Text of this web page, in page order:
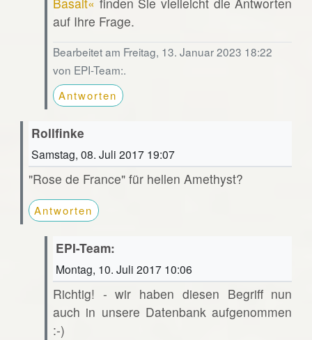
auf Ihre Frage.
Bearbeitet am Freitag, 13. Januar 2023 18:22
von EPI-Team:.
Antworten
Rollfinke
Samstag, 08. Juli 2017 19:07
"Rose de France" für hellen Amethyst?
Antworten
EPI-Team:
Montag, 10. Juli 2017 10:06
Richtig! - wir haben diesen Begriff nun
auch in unsere Datenbank aufgenommen
:-)